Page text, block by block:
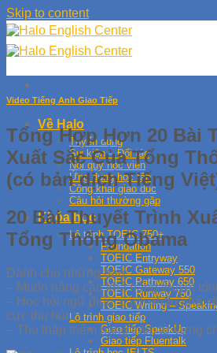
Skip to content
Về Halo
Tuyển dụng
Sự kiện – Đối tác
Nội quy học viên
Ứng dụng học tập
Công khai giáo dục
Câu hỏi thường gặp
Khóa học
Lộ trình TOEIC 750+
Foundation
TOEIC Entryway
TOEIC Gateway 550
TOEIC Pathway 650
TOEIC Runway 750
TOEIC Writing –
Lộ trình giao tiếp
Giao tiếp SpeakUp
Giao tiếp Fluentalk
Video Tiếng Anh Giao Tiếp
Tổng Hợp Hơn 20 Bài
Xuất Sắc Của Tổng
(có bản dịch Tiếng
20 Bài Thuyết Trình
Tổng Thống Obama
Dành cho những bạn:
– Muốn nâng cao khả năng thuyết
– Học hỏi ngữ điệu, cách nhấn nhá,
cực thu hút.
– Thu thập thêm hàng trăm từ vựng